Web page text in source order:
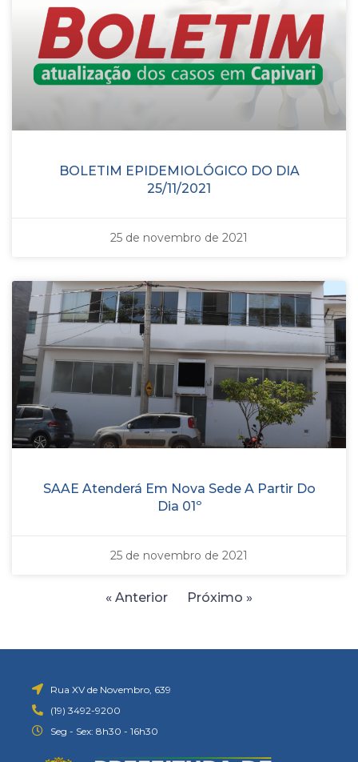
BOLETIM EPIDEMIOLÓGICO DO DIA
25/11/2021
25 de novembro de 2021
SAAE Atenderá Em Nova Sede A Partir Do
Dia 01º
25 de novembro de 2021
« Anterior Próximo »
Rua XV de Novembro, 639
(19) 3492-9200
Seg - Sex: 8h30 - 16h30